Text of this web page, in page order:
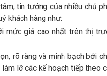
tin tưởng của nhiều chủ
khách hàng như:
mức giá cao nhất trên thị
rõ ràng và minh bạch bởi
lỡ các kế hoạch tiếp theo